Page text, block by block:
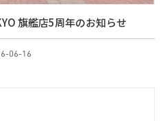
旗艦店5周年のお知らせ
06-16